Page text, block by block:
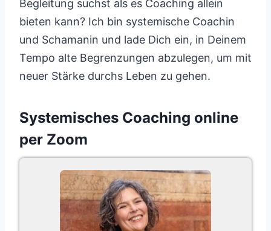
Begleitung suchst als es Coaching allein
bieten kann? Ich bin systemische Coachin
und Schamanin und lade Dich ein, in Deinem
Tempo alte Begrenzungen abzulegen, um mit
neuer Stärke durchs Leben zu gehen.
Systemisches Coaching online
per Zoom